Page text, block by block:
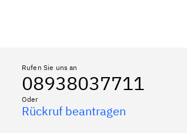
Rufen Sie uns an
08938037711
Oder
Rückruf beantragen